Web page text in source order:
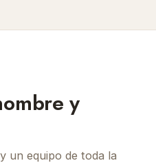
y
un equipo de toda la